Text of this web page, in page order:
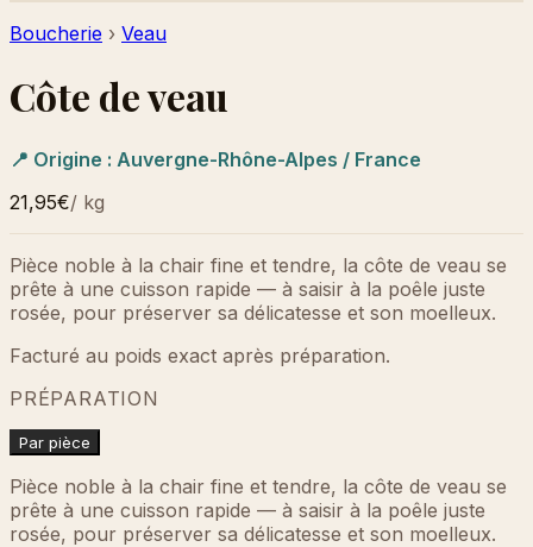
Boucherie › Veau
Côte de veau
📍 Origine : Auvergne-Rhône-Alpes / France
21,95€/ kg
Pièce noble à la chair fine et tendre, la côte de veau se
prête à une cuisson rapide — à saisir à la poêle juste
rosée, pour préserver sa délicatesse et son moelleux.
Facturé au poids exact après préparation.
PRÉPARATION
Par pièce
Pièce noble à la chair fine et tendre, la côte de veau se
prête à une cuisson rapide — à saisir à la poêle juste
rosée, pour préserver sa délicatesse et son moelleux.